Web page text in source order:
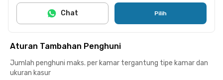
Pilih
Chat
Aturan Tambahan Penghuni
Jumlah penghuni maks. per kamar tergantung tipe kamar dan
ukuran kasur